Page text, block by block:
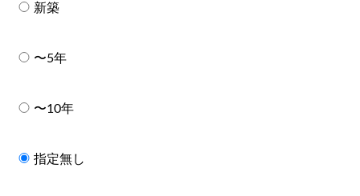
新築
〜5年
〜10年
指定無し